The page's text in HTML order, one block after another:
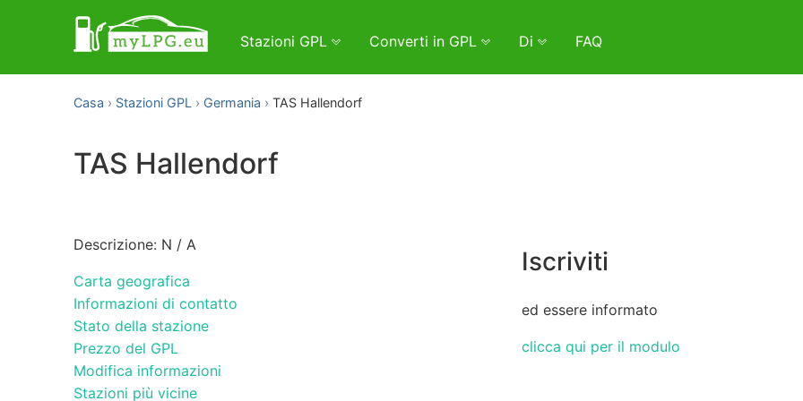
Stazioni GPL Converti in GPL Di FAQ
Casa Stazioni GPL Germania TAS Hallendorf
TAS Hallendorf
Descrizione: N / A
Carta geografica
Informazioni di contatto
Stato della stazione
Prezzo del GPL
Modifica informazioni
Stazioni più vicine
Iscriviti
ed essere informato
clicca qui per il modulo